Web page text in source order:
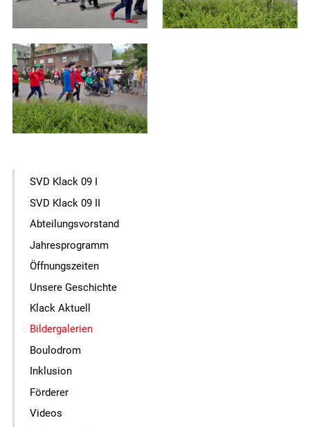
SVD Klack 09 I
SVD Klack 09 II
Abteilungsvorstand
Jahresprogramm
Öffnungszeiten
Unsere Geschichte
Klack Aktuell
Bildergalerien
Boulodrom
Inklusion
Förderer
Videos